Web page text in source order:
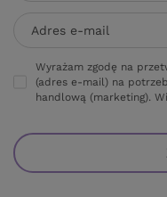
Adres e-mail
Wyrażam zgodę na
(adres e-mail) na
handlową (marketing).